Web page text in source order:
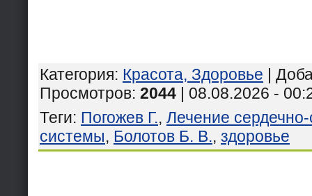
Категория: Красота, Здоровье |
Просмотров: 2044 | 08.08.2026 -
Теги: Погожев Г., Лечение
системы, Болотов Б. В., здоровье